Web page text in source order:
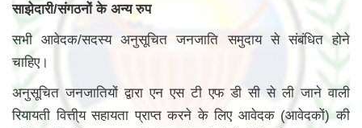
साझेदारी/संगठनों के अन्य रुप
सभी आवेदक/सदस्य अनुसूचित जनजाति समुदाय से संबंधित होने
चाहिए।
अनुसूचित जनजातियों द्वारा एन एस टी एफ डी सी से ली जाने वाली
रियायती वित्ती्य सहायता प्राप्त करने के लिए आवेदक (आवेदकों) की